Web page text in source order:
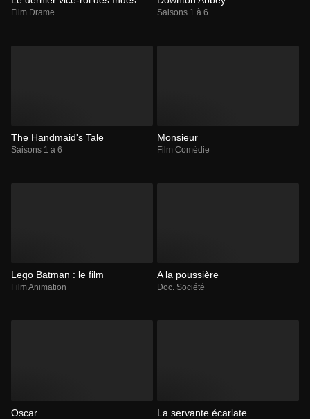
Film Drame Saisons 1 à 6
The Handmaid's Tale
Saisons 1 à 6
Monsieur
Film Comédie
Lego Batman : le film
Film Animation
A la poussière
Doc. Société
Oscar La servante écarlate